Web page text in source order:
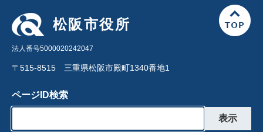
松阪市役所
法人番号5000020242047
〒515-8515 三重県松阪市殿町1340番地1
ページID検索